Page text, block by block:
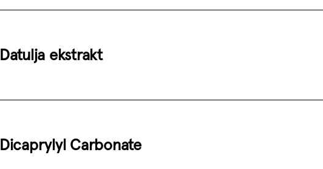
Datulja ekstrakt
Dicaprylyl Carbonate